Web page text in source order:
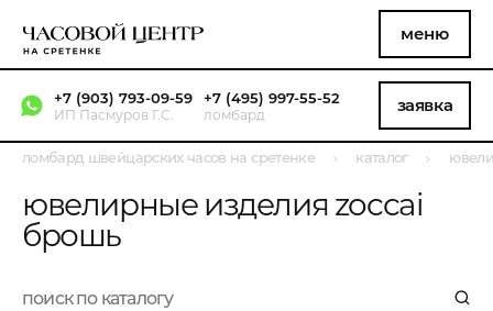
меню
+7 (903) 793-09-59
ИП Пасмуров Г.С.
+7 (495) 997-55-52
ломбард заявка
ломбард швейцарских часов на сретенке каталог
ювелирные изделия zoccai
брошь